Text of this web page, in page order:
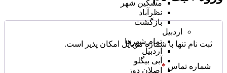
ثبت نام تنها با شماره موبایل امکان پذیر است.
شماره تماس *
مشکین شهر
نظرآباد
بازگشت
اردبیل
تمام شهر‌ها
اردبیل
آبی بیگلو
اصلان دوز